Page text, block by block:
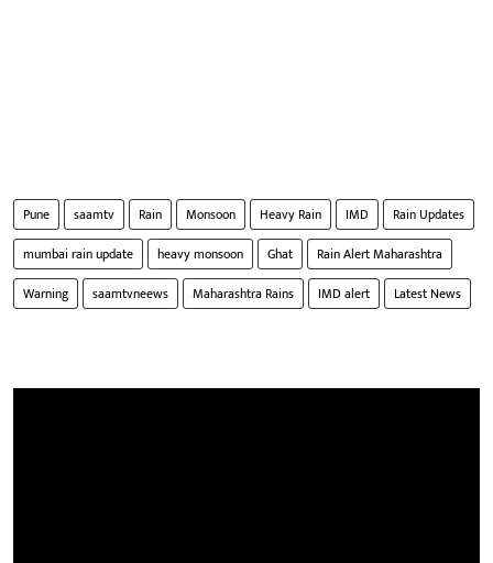
Pune saamtv Rain Monsoon Heavy Rain IMD
Rain Updates
mumbai rain update
heavy monsoon Ghat
Rain Alert Maharashtra
Warning
saamtvneews Maharashtra Rains IMD alert Latest News